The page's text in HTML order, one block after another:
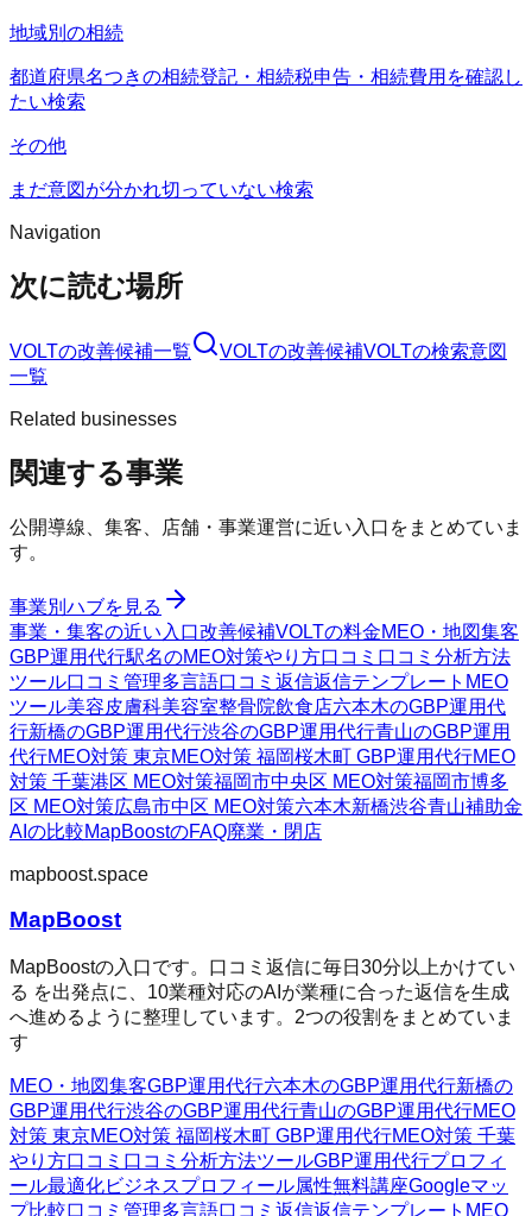
地域別の相続
都道府県名つきの相続登記・相続税申告・相続費用を確認し
たい検索
その他
まだ意図が分かれ切っていない検索
Navigation
次に読む場所
VOLTの改善候補一覧 VOLTの改善候補VOLTの検索意図
一覧
Related businesses
関連する事業
公開導線、集客、店舗・事業運営に近い入口をまとめていま
す。
事業別ハブを見る
事業・集客の近い入口改善候補VOLTの料金MEO・地図集客
GBP運用代行駅名のMEO対策やり方口コミ 口コミ分析方法
ツール口コミ管理多言語口コミ返信返信テンプレート MEO
ツール美容皮膚科美容室整骨院飲食店六本木のGBP運用代
行新橋のGBP運用代行渋谷のGBP運用代行青山のGBP運用
代行MEO対策 東京MEO対策 福岡桜木町 GBP運用代行MEO
対策 千葉港区 MEO対策福岡市中央区 MEO対策福岡市博多
区 MEO対策広島市中区 MEO対策六本木新橋渋谷青山補助金
AIの比較MapBoostのFAQ廃業・閉店
mapboost.space
MapBoost
MapBoostの入口です。口コミ返信に毎日30分以上かけてい
る を出発点に、10業種対応のAIが業種に合った返信を生成
へ進めるように整理しています。2つの役割をまとめていま
す
MEO・地図集客GBP運用代行六本木のGBP運用代行新橋の
GBP運用代行渋谷のGBP運用代行青山のGBP運用代行MEO
対策 東京MEO対策 福岡桜木町 GBP運用代行MEO対策 千葉
やり方口コミ 口コミ分析方法ツールGBP運用代行プロフィ
ール最適化ビジネスプロフィール属性無料講座Googleマッ
プ比較口コミ管理多言語口コミ返信返信テンプレート MEO